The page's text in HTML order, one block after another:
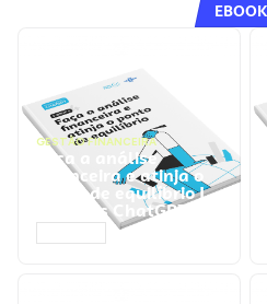
GESTÃO FINANCEIRA
Faça a análise
financeira e atinja o
ponto de equilíbrio |
Prompts ChatGPT